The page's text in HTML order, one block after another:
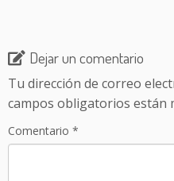
Dejar un comentario
Tu dirección de correo
campos obligatorios están
Comentario *